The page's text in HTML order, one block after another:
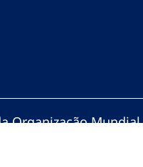
Organização Mundial